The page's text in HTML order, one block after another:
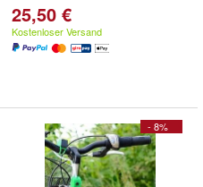
25,50 €
Kostenloser Versand
- 8%